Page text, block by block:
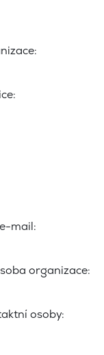
mail:
organizace:
osoby: